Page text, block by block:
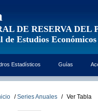
DE RESERVA DEL
de Estudios Económicos
Estadísticos Guías
/ Series Anuales / Ver Tabla